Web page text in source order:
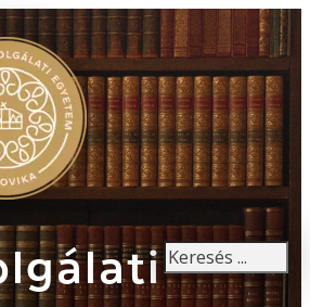
Keresés